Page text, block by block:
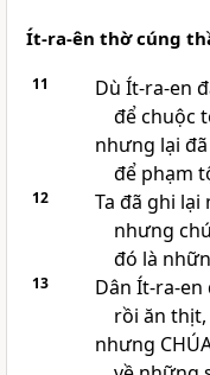
Ít-ra-ên thờ cúng
11
Dù Ít-ra-en
để chuộc
nhưng lại
để phạm
12
Ta đã ghi lại
nhưng
đó là
13
Dân Ít-ra-en
rồi ăn thịt,
nhưng